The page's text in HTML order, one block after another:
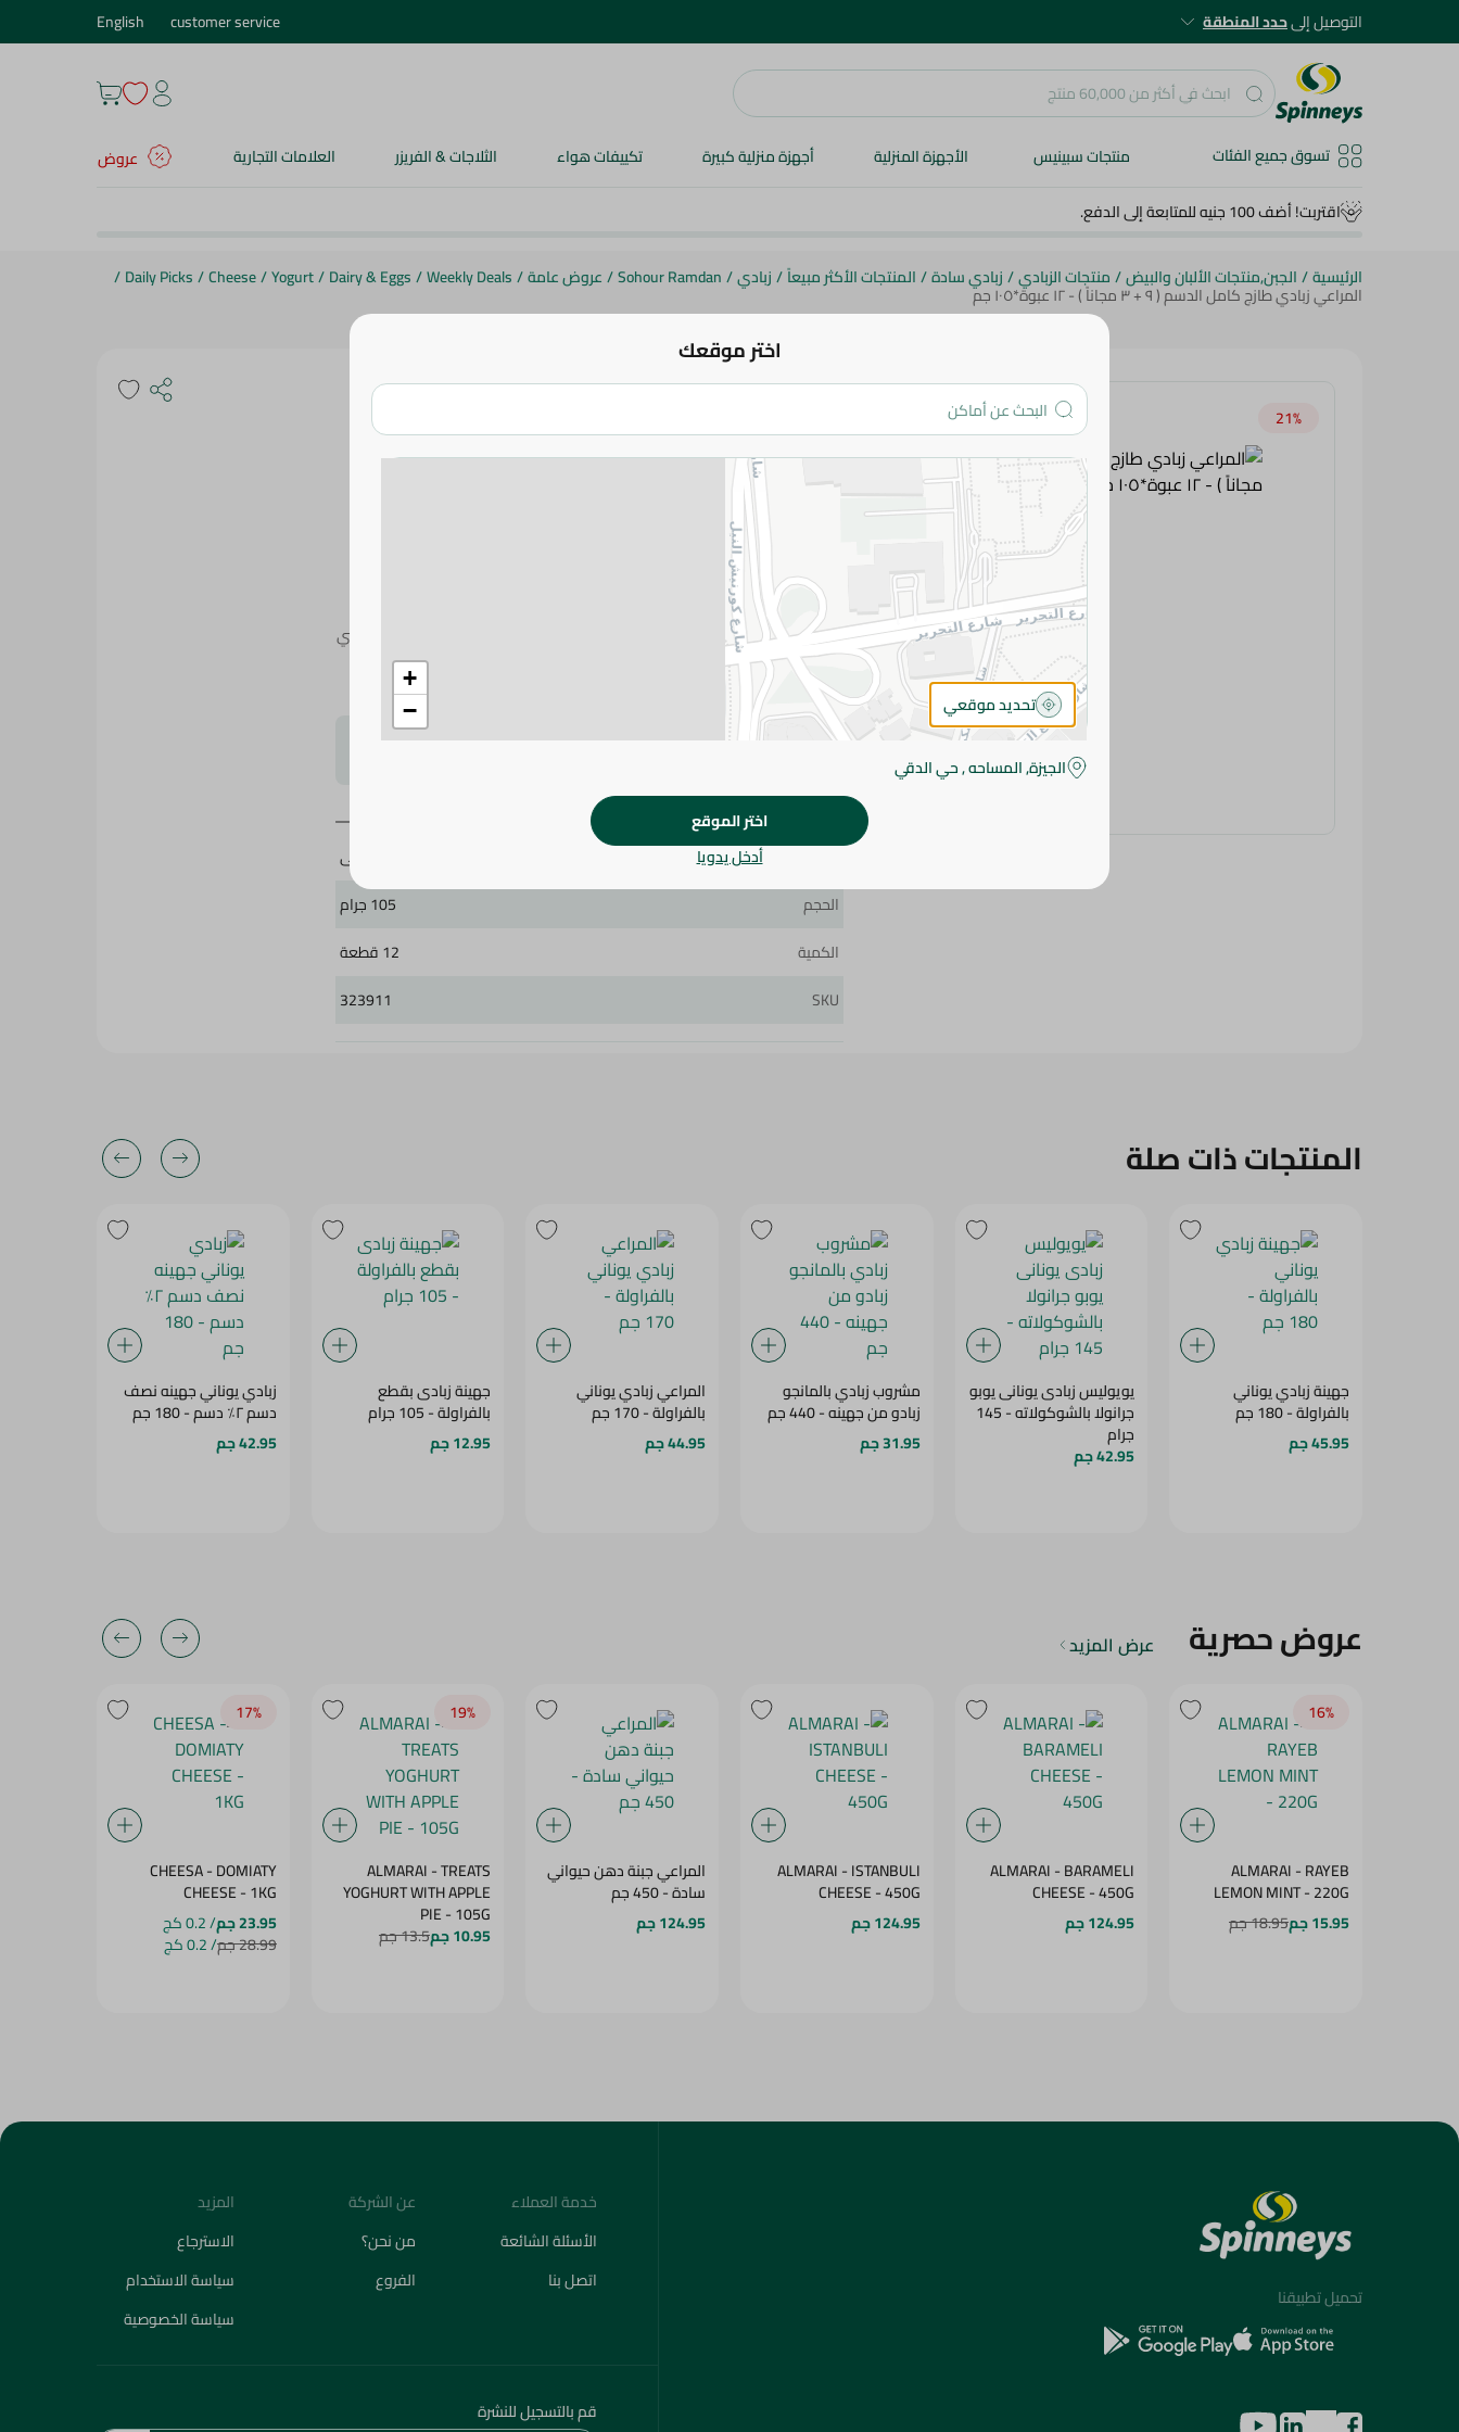
التوصيل إلىحدد المنطقة customer service
English
تسوق جميع الفئات منتجات سبينيس الأجهزة المنزلية أجهزة منزلية كبيرة تكييفات هواء الثلاجات & الفريزر العلامات التجارية
عروض
اقتربت! أضف 100 جنيه للمتابعة إلى الدفع.
الرئيسية/الجبن,منتجات الألبان والبيض/منتجات الزبادي/زبادي سادة/المنتجات الأكثر مبيعاً/زبادي/
Sohour Ramdan
/عروض عامة/
Weekly Deals
/
Dairy & Eggs
/
Yogurt
/
Cheese
/
Daily Picks
/
المراعي زبادي طازج كامل الدسم ( ٩ + ٣ مجاناً ) - ١٢ عبوة*١٠٥ جم
21‎%‎
المراعى
عبوة*١٠٥ جم
109.95 جم
التفاصيل
المراعي زبادي طازج كامل الدسم، ١٢ عبوة × ١٠٥ غرام ( ٩ + ٣ مجاناً )، يقدم زبادي غني
ودسم مصنوع من الحليب الطازج، غني بالبروتين والكالسيوم، ليمنحك وجبة خفيفة
لذيذة ومغذية يومياً.
يرجى الملاحظة:قد يختلف وزن العناصر القابلة للتحجيم بشكل
المراعى
الحجم
105 جرام
الكمية
12 قطعة
SKU
323911
المنتجات ذات صلة
جهينة زبادي يوناني
بالفراولة - 180 جم
45.95 جم
يويوليس زبادى يونانى يوبو
جرانولا بالشوكولاته - 145
جرام
42.95 جم
مشروب زبادي بالمانجو
زبادو من جهينه - 440 جم
31.95 جم
المراعي زبادي يوناني
بالفراولة - 170 جم
44.95 جم
جهينة زبادى بقطع
بالفراولة - 105 جرام
12.95 جم
زبادي يوناني جهينه نصف
دسم ٢٪ دسم - 180 جم
42.95 جم
عروض حصرية عرض المزيد
16‎%‎
ALMARAI - RAYEB
LEMON MINT - 220G
15.95 جم
18.95 جم
ALMARAI - BARAMELI
CHEESE - 450G
124.95 جم
ALMARAI - ISTANBULI
CHEESE - 450G
124.95 جم
المراعي جبنة دهن حيواني
سادة - 450 جم
124.95 جم
19‎%‎
ALMARAI - TREATS
YOGHURT WITH APPLE
PIE - 105G
10.95 جم 13.5 جم
17‎%‎
CHEESA - DOMIATY
CHEESE - 1KG
23.95 جم
/ 0.2 كج
28.99 جم / 0.2 كج
اختر موقعك
+
−
تحديد موقعي
الجيزة, المساحه , حي الدقي
اختر الموقع
أدخل يدويا
تحميل تطبيقنا
خدمة العملاء
الأسئلة الشائعة
اتصل بنا
عن الشركة
من نحن؟
الفروع
المزيد
الاسترجاع
سياسة الاستخدام
سياسة الخصوصية
قم بالتسجيل للنشرة